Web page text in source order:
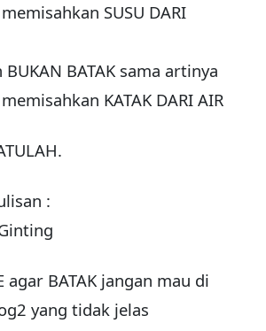
SUSU DARI
BATAK sama artinya
KATAK DARI AIR
:
agar BATAK jangan mau di
yang tidak jelas